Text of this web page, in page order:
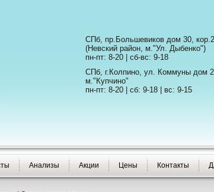
СПб, пр.Большевиков дом 30, кор.2
(Невский район, м."Ул. Дыбенко")
пн-пт: 8-20 | сб-вс: 9-18
СПб, г.Колпино, ул. Коммуны дом
м."Купчино"
пн-пт: 8-20 | сб: 9-18 | вс: 9-15
Анализы Акции Цены Контакты